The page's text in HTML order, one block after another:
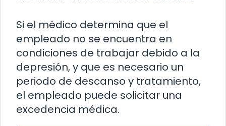
Si el médico determina que el
empleado no se encuentra en
condiciones de trabajar debido a la
depresión, y que es necesario un
periodo de descanso y tratamiento,
el empleado puede solicitar una
excedencia médica.